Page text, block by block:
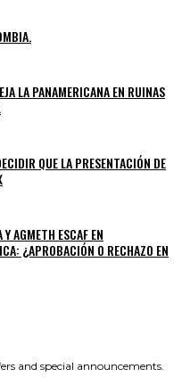
LA PANAMERICANA EN RUINAS
QUE LA PRESENTACIÓN DE
AGMETH ESCAF EN
¿APROBACIÓN O RECHAZO EN
and special announcements.